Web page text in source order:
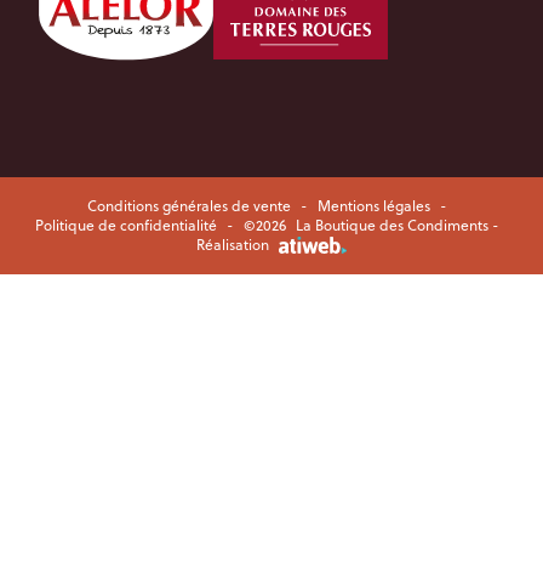
Conditions générales de vente - Mentions légales -
Politique de confidentialité - ©2026 La Boutique des Condiments -
Réalisation